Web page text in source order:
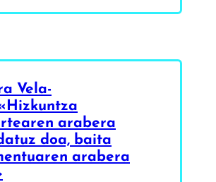
Vela-
arabera
doa, baita
arabera